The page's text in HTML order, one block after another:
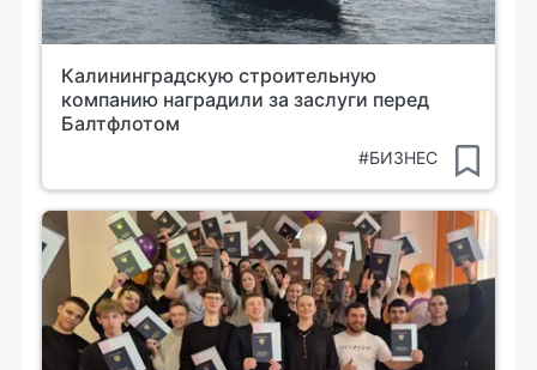
Калининградскую строительную
компанию наградили за заслуги перед
Балтфлотом
#БИЗНЕС